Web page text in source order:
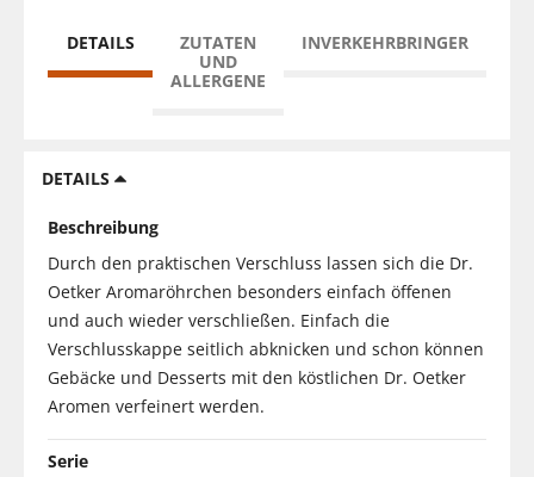
DETAILS
ZUTATEN
UND
ALLERGENE
INVERKEHRBRINGER
DETAILS
Beschreibung
Durch den praktischen Verschluss lassen sich die Dr.
Oetker Aromaröhrchen besonders einfach öffenen
und auch wieder verschließen. Einfach die
Verschlusskappe seitlich abknicken und schon können
Gebäcke und Desserts mit den köstlichen Dr. Oetker
Aromen verfeinert werden.
Serie